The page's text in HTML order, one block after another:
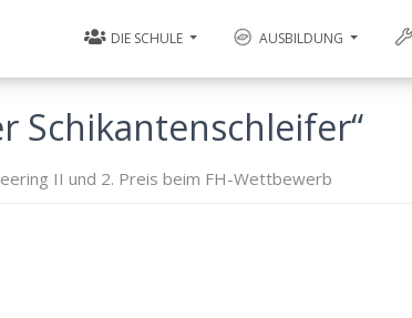
DIE SCHULE AUSBILDUNG
Schikantenschleifer“
II und 2. Preis beim FH-Wettbewerb